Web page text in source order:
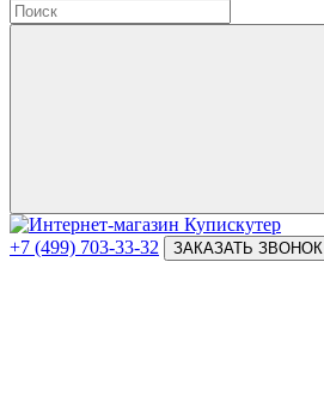
+7 (499) 703-33-32 ЗАКАЗАТЬ ЗВОНОК